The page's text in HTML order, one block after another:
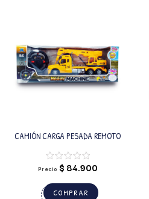
CAMIÓN CARGA PESADA REMOTO
Precio $ 84.900
COMPRAR